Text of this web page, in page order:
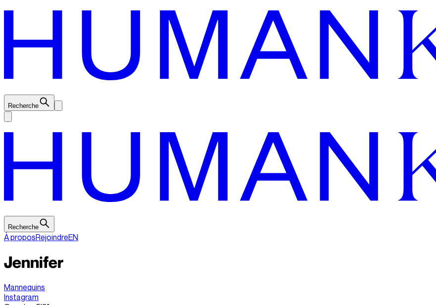
Recherche
Recherche
À proposRejoindreEN
Jennifer
Mannequins
Instagram